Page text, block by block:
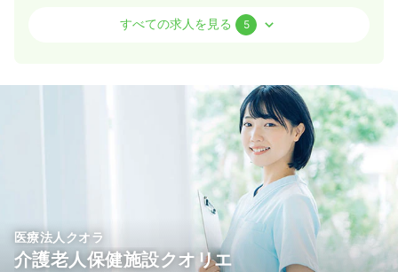
正・准看護師
賞与3.3ヶ月
月給25万円以上可
詳細を見る
日勤のみ（パート） 一時募集休止
すべての求人を見る 5
医療法人クオラ
介護老人保健施設クオリエ